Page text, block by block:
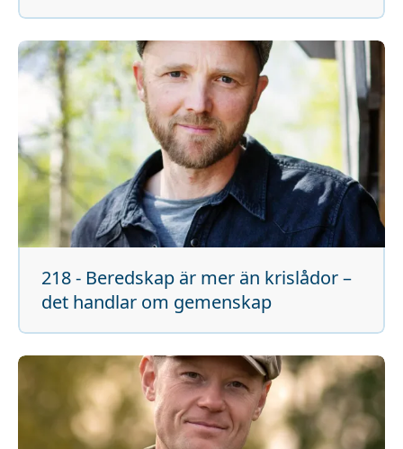
218 - Beredskap är mer än krislådor –
det handlar om gemenskap